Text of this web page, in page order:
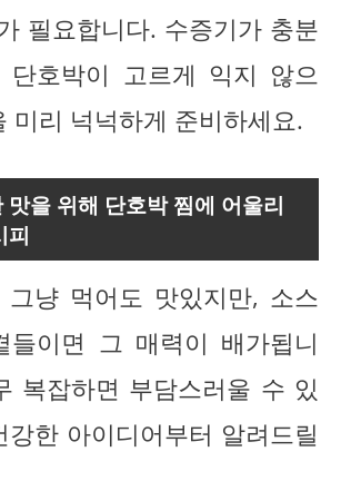
필요합니다. 수증기가 충분
단호박이 고르게 익지 않으
미리 넉넉하게 준비하세요.
맛을 위해 단호박 찜에 어울리
피
그냥 먹어도 맛있지만, 소스
들이면 그 매력이 배가됩니
복잡하면 부담스러울 수 있
강한 아이디어부터 알려드릴